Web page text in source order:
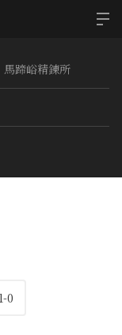
蹄峪精錬所
0